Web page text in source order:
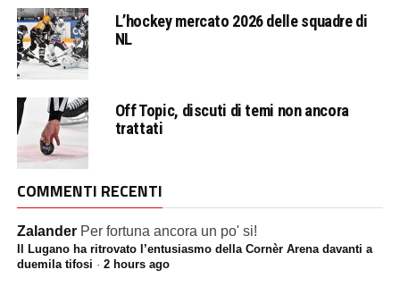
L’hockey mercato 2026 delle squadre di
NL
Off Topic, discuti di temi non ancora
trattati
COMMENTI RECENTI
Zalander Per fortuna ancora un po' si!
Il Lugano ha ritrovato l’entusiasmo della Cornèr Arena davanti a
duemila tifosi · 2 hours ago